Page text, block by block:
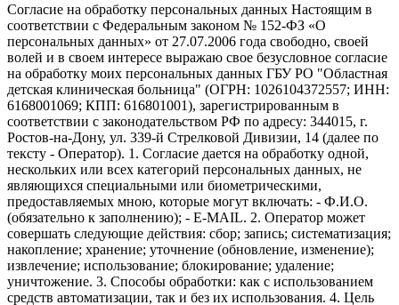
Согласие на обработку персональных данных Настоящим в
соответствии с Федеральным законом № 152-ФЗ «О
персональных данных» от 27.07.2006 года свободно, своей
волей и в своем интересе выражаю свое безусловное согласие
на обработку моих персональных данных ГБУ РО "Областная
детская клиническая больница" (ОГРН: 1026104372557; ИНН:
6168001069; КПП: 616801001), зарегистрированным в
соответствии с законодательством РФ по адресу: 344015, г.
Ростов-на-Дону, ул. 339-й Стрелковой Дивизии, 14 (далее по
тексту - Оператор). 1. Согласие дается на обработку одной,
нескольких или всех категорий персональных данных, не
являющихся специальными или биометрическими,
предоставляемых мною, которые могут включать: - Ф.И.О.
(обязательно к заполнению); - E-MAIL. 2. Оператор может
совершать следующие действия: сбор; запись; систематизация;
накопление; хранение; уточнение (обновление, изменение);
извлечение; использование; блокирование; удаление;
уничтожение. 3. Способы обработки: как с использованием
средств автоматизации, так и без их использования. 4. Цель